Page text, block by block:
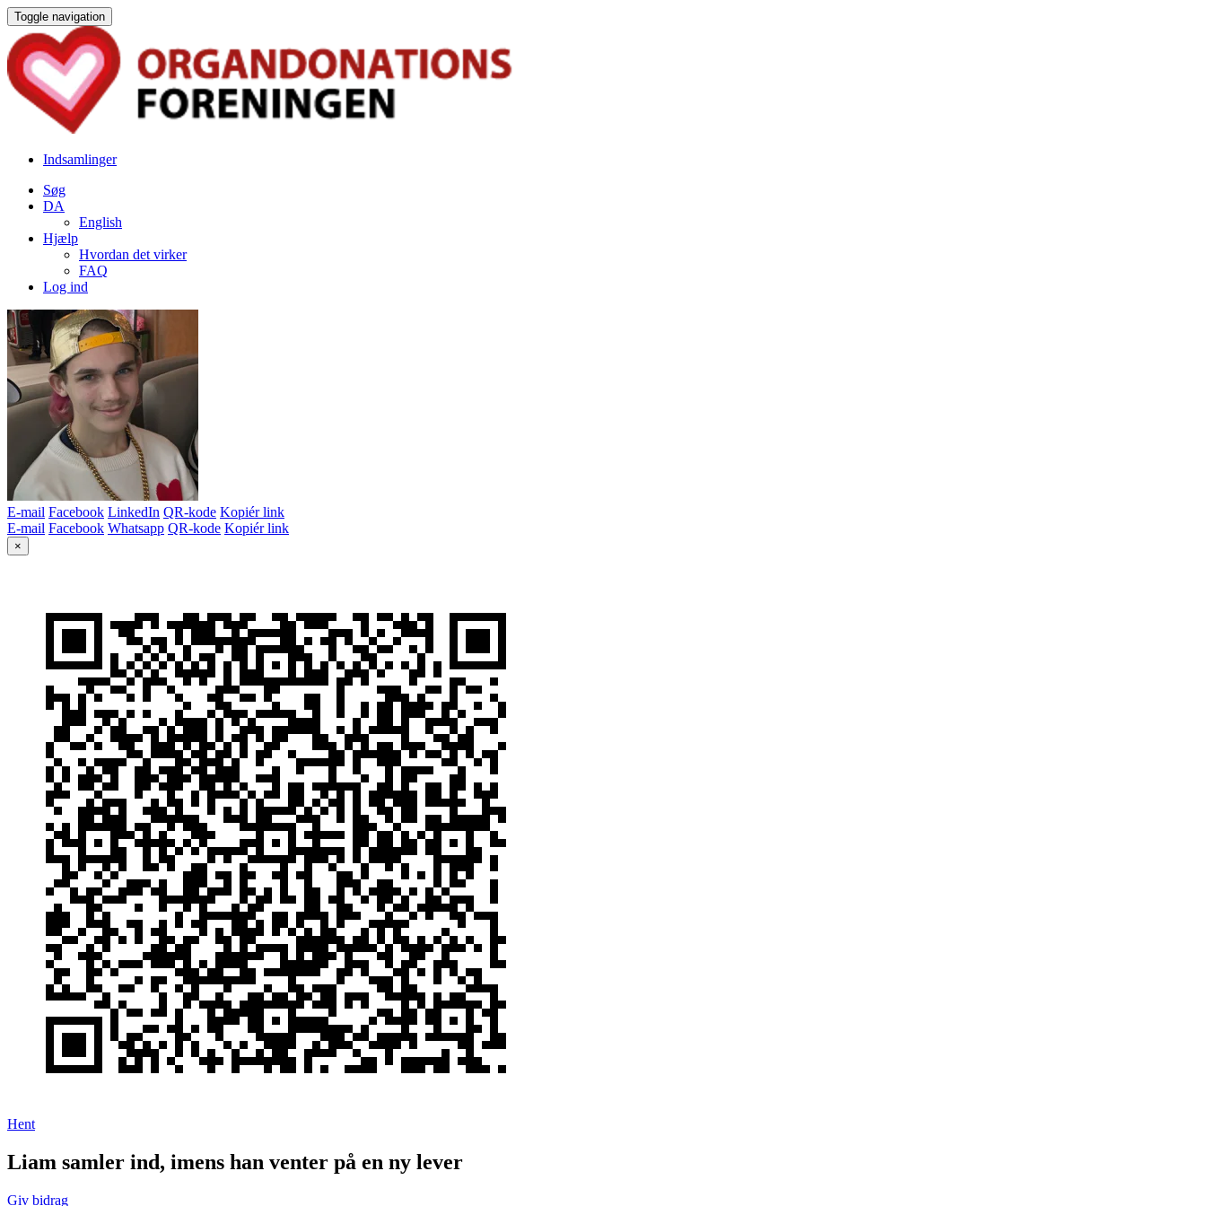
Toggle navigation
Indsamlinger
Søg
DA
English
Hjælp
Hvordan det virker
FAQ
Log ind
E-mail Facebook LinkedIn QR-kode Kopiér link
E-mail Facebook Whatsapp QR-kode Kopiér link
×
Hent
Liam samler ind, imens han venter på en ny lever
Giv bidrag